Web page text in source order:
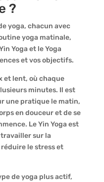
?
yoga, chacun avec
yoga matinale,
Yoga et le Yoga
et vos objectifs.
et lent, où chaque
minutes. Il est
une pratique le matin,
en douceur et de se
Le Yin Yoga est
sur la
le stress et
de yoga plus actif,